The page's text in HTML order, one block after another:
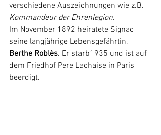
verschiedene Auszeichnungen wie z.B.
Kommandeur der Ehrenlegion.
Im November 1892 heiratete Signac
seine langjährige Lebensgefährtin,
Berthe Roblès. Er starb1935 und ist auf
dem Friedhof Pere Lachaise in Paris
beerdigt.